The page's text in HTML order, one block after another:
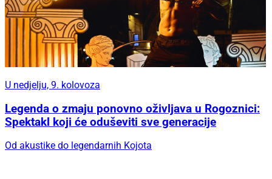
U nedjelju, 9. kolovoza
Legenda o zmaju ponovno oživljava u Rogoznici:
Spektakl koji će oduševiti sve generacije
Od akustike do legendarnih Kojota